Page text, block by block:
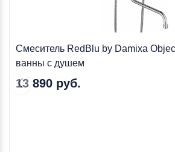
Смеситель RedBlu by Damixa
ванны с душем
13 890 руб.